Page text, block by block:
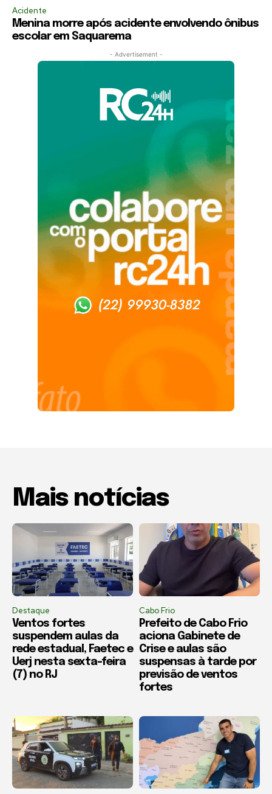
Acidente
Menina morre após acidente envolvendo ônibus
escolar em Saquarema
- Advertisement -
Mais notícias
Destaque
Ventos fortes
suspendem aulas da
rede estadual, Faetec e
Uerj nesta sexta-feira
(7) no RJ
Cabo Frio
Prefeito de Cabo Frio
aciona Gabinete de
Crise e aulas são
suspensas à tarde por
previsão de ventos
fortes